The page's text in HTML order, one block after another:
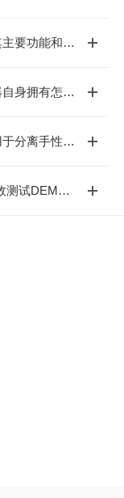
氨基酸分析柱其主要功能和应用如下
悬臂式机搅拌器自身拥有怎样的功能呢？
手性色谱柱是用于分离手性化合物对映异构体的色谱柱
液相色谱柱-柱效测试DEMO指南：为什么我测的柱效就是没有COA报告高？